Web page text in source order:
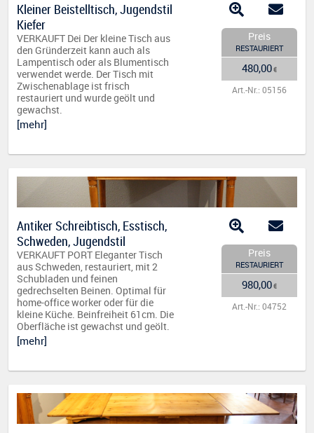
Kleiner Beistelltisch, Jugendstil
Kiefer
VERKAUFT Dei Der kleine Tisch aus
den Gründerzeit kann auch als
Lampentisch oder als Blumentisch
verwendet werde. Der Tisch mit
Zwischenablage ist frisch
restauriert und wurde geölt und
gewachst.
[mehr]
Preis
RESTAURIERT
480,00€
Art.-Nr.: 05156
Antiker Schreibtisch, Esstisch,
Schweden, Jugendstil
VERKAUFT PORT Eleganter Tisch
aus Schweden, restauriert, mit 2
Schubladen und feinen
gedrechselten Beinen. Optimal für
home-office worker oder für die
kleine Küche. Beinfreiheit 61cm. Die
Oberfläche ist gewachst und geölt.
[mehr]
Preis
RESTAURIERT
980,00€
Art.-Nr.: 04752